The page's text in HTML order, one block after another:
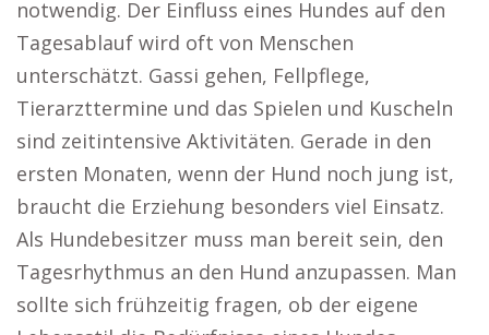
notwendig. Der Einfluss eines Hundes auf den
Tagesablauf wird oft von Menschen
unterschätzt. Gassi gehen, Fellpflege,
Tierarzttermine und das Spielen und Kuscheln
sind zeitintensive Aktivitäten. Gerade in den
ersten Monaten, wenn der Hund noch jung ist,
braucht die Erziehung besonders viel Einsatz.
Als Hundebesitzer muss man bereit sein, den
Tagesrhythmus an den Hund anzupassen. Man
sollte sich frühzeitig fragen, ob der eigene